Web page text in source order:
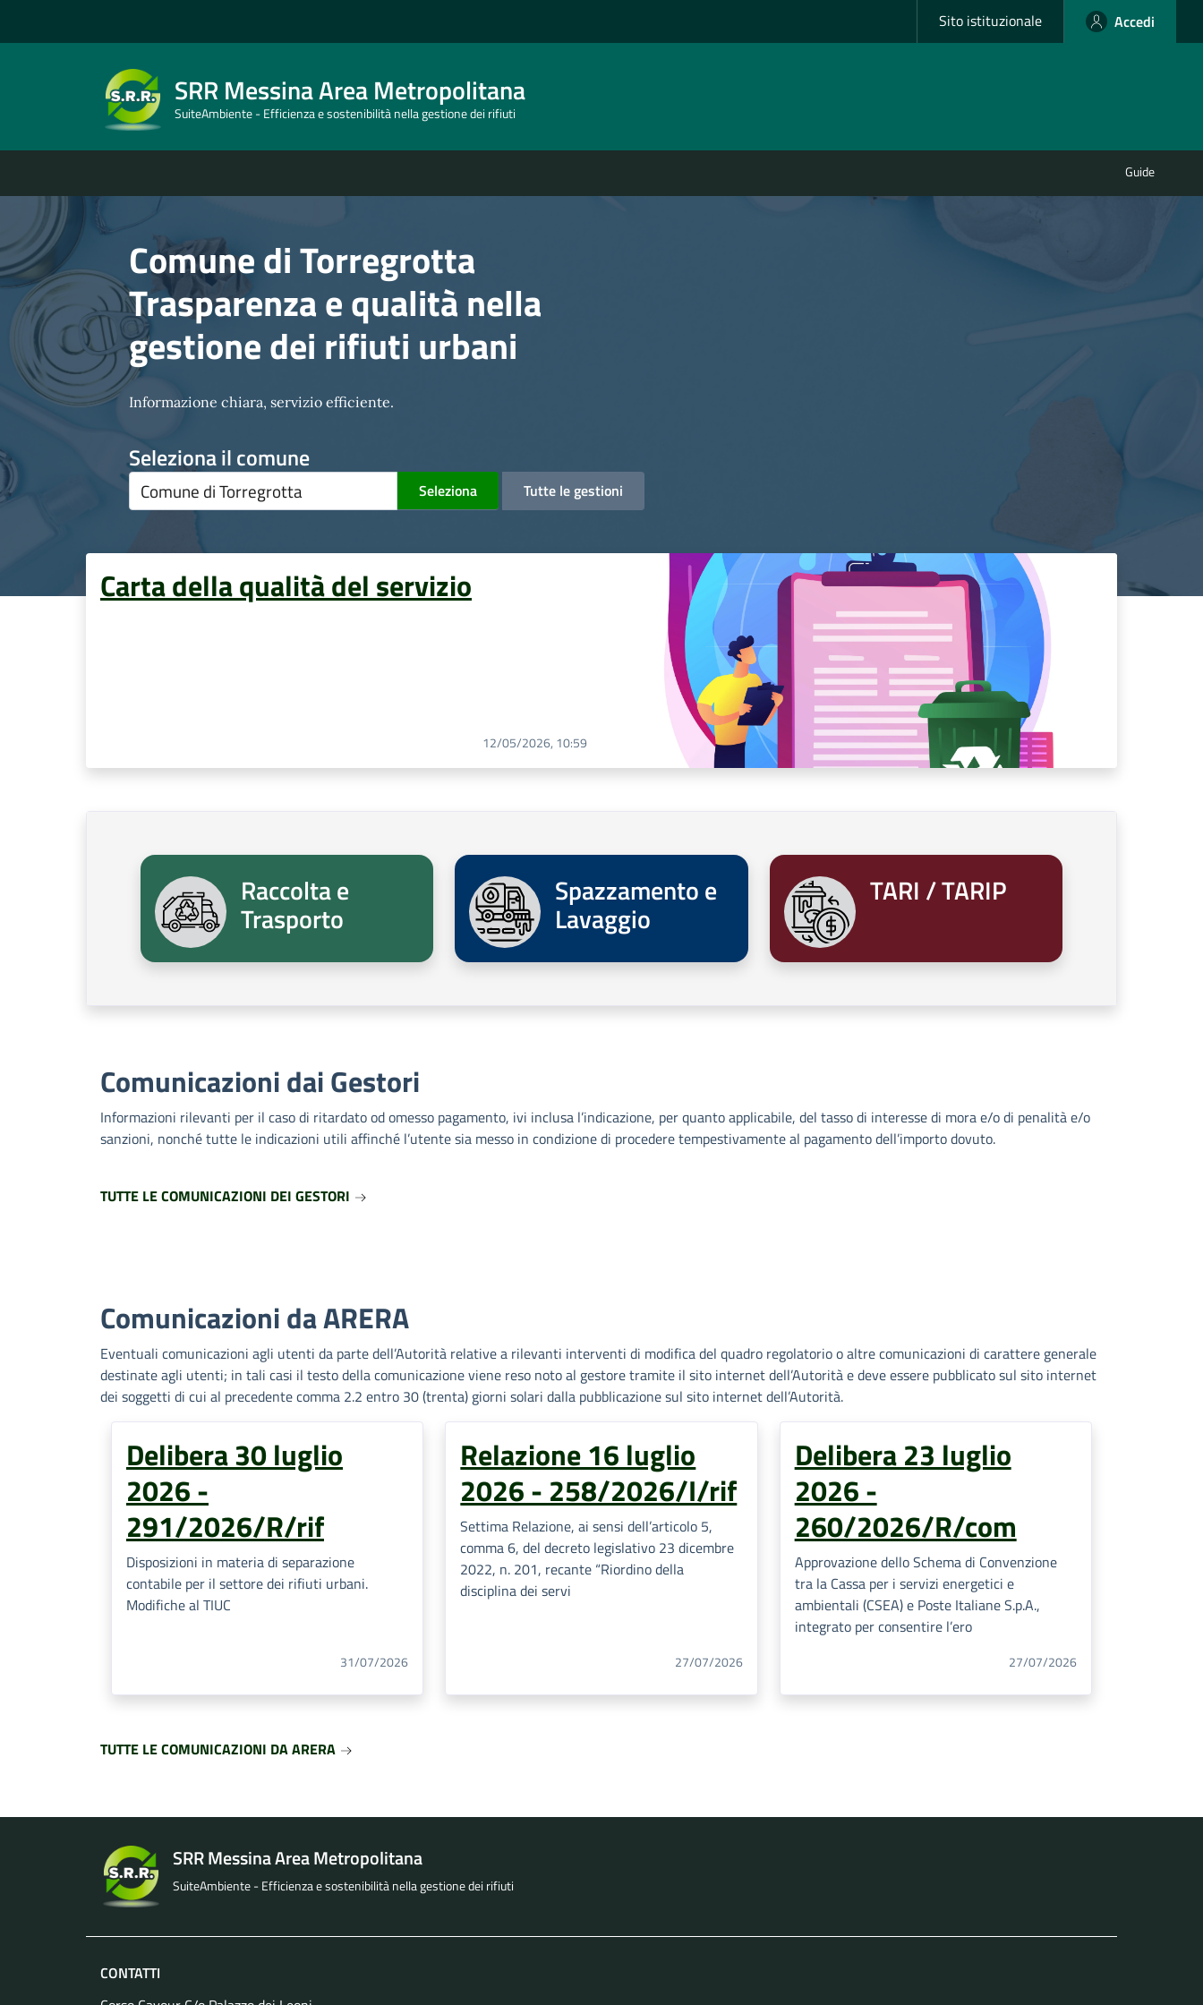
Sito istituzionale Accedi
SRR Messina Area Metropolitana
SuiteAmbiente - Efficienza e sostenibilità nella gestione dei rifiuti
Guide
Comune di Torregrotta
Trasparenza e qualità nella
gestione dei rifiuti urbani
Informazione chiara, servizio efficiente.
Seleziona il comune
Seleziona Tutte le gestioni
Carta della qualità del servizio
12/05/2026, 10:59
Raccolta e
Trasporto
Spazzamento e
Lavaggio
TARI / TARIP
Comunicazioni dai Gestori
Informazioni rilevanti per il caso di ritardato od omesso pagamento, ivi inclusa l’indicazione, per quanto applicabile, del tasso di interesse di mora e/o di penalità e/o
sanzioni, nonché tutte le indicazioni utili affinché l’utente sia messo in condizione di procedere tempestivamente al pagamento dell’importo dovuto.
TUTTE LE COMUNICAZIONI DEI GESTORI
Comunicazioni da ARERA
Eventuali comunicazioni agli utenti da parte dell’Autorità relative a rilevanti interventi di modifica del quadro regolatorio o altre comunicazioni di carattere generale
destinate agli utenti; in tali casi il testo della comunicazione viene reso noto al gestore tramite il sito internet dell’Autorità e deve essere pubblicato sul sito internet
dei soggetti di cui al precedente comma 2.2 entro 30 (trenta) giorni solari dalla pubblicazione sul sito internet dell’Autorità.
Delibera 30 luglio
2026 -
291/2026/R/rif
Disposizioni in materia di separazione
contabile per il settore dei rifiuti urbani.
Modifiche al TIUC
31/07/2026
Relazione 16 luglio
2026 - 258/2026/I/rif
Settima Relazione, ai sensi dell’articolo 5,
comma 6, del decreto legislativo 23 dicembre
2022, n. 201, recante “Riordino della
disciplina dei servi
27/07/2026
Delibera 23 luglio
2026 -
260/2026/R/com
Approvazione dello Schema di Convenzione
tra la Cassa per i servizi energetici e
ambientali (CSEA) e Poste Italiane S.p.A.,
integrato per consentire l’ero
27/07/2026
TUTTE LE COMUNICAZIONI DA ARERA
SRR Messina Area Metropolitana
SuiteAmbiente - Efficienza e sostenibilità nella gestione dei rifiuti
CONTATTI